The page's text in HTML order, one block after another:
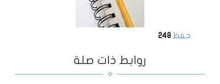
حفظ 248
روابط ذات صلة